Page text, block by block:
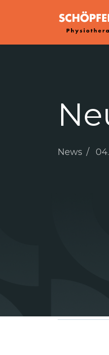
News